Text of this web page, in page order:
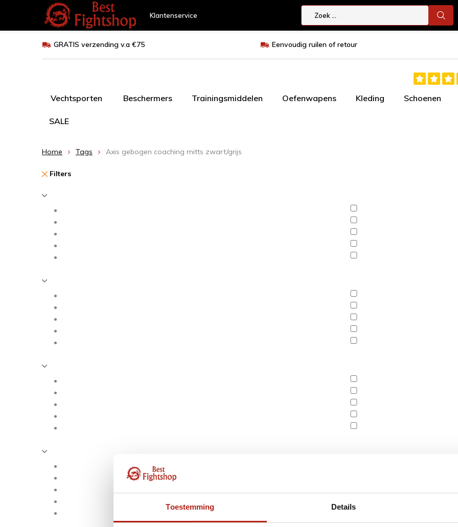
Toestemming Details
Klantenservice
GRATIS verzending v.a €75 Eenvoudig ruilen of retour
Vechtsporten Beschermers Trainingsmiddelen Oefenwapens Kleding Schoenen
SALE
Home Tags Axis gebogen coaching mitts zwart/grijs
Filters